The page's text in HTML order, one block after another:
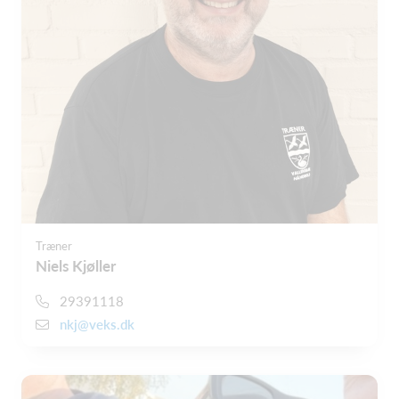
Træner
Niels Kjøller
29391118
nkj@veks.dk